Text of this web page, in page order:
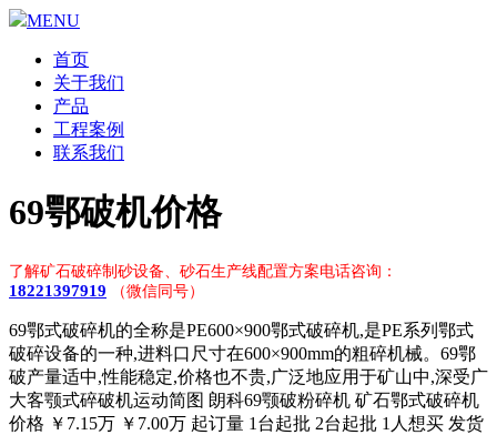
MENU
首页
关于我们
产品
工程案例
联系我们
69鄂破机价格
了解矿石破碎制砂设备、砂石生产线配置方案电话咨询：
18221397919 （微信同号）
69鄂式破碎机的全称是PE600×900鄂式破碎机,是PE系列鄂式
破碎设备的一种,进料口尺寸在600×900mm的粗碎机械。69鄂
破产量适中,性能稳定,价格也不贵,广泛地应用于矿山中,深受广
大客颚式碎破机运动简图 朗科69颚破粉碎机 矿石鄂式破碎机
价格 ￥7.15万 ￥7.00万 起订量 1台起批 2台起批 1人想买 发货